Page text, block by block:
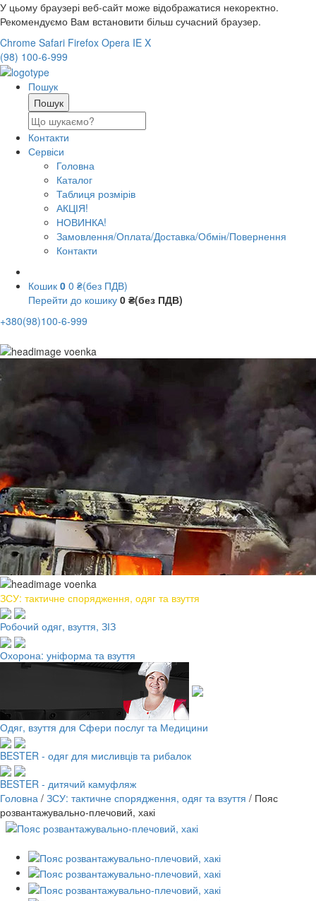
У цьому браузері веб-сайт може відображатися некоректно.
Рекомендуємо Вам встановити більш сучасний браузер.
Chrome Safari Firefox Opera IE X
(98) 100-6-999
Пошук
Контакти
Сервіси
Головна
Каталог
Таблиця розмірів
АКЦІЯ!
НОВИНКА!
Замовлення/Оплата/Доставка/Обмін/Повернення
Контакти
Кошик 0 0 ₴(без ПДВ)
Перейти до кошику 0 ₴(без ПДВ)
+380(98)100-6-999
ЗСУ: тактичне спорядження, одяг та взуття
Робочий одяг, взуття, ЗІЗ
Охорона: уніформа та взуття
Одяг, взуття для Сфери послуг та Медицини
BESTER - одяг для мисливців та рибалок
BESTER - дитячий камуфляж
Головна / ЗСУ: тактичне спорядження, одяг та взуття / Пояс
розвантажувально-плечовий, хакі